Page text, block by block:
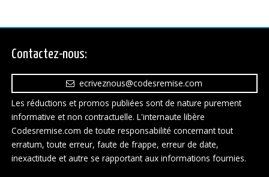
Contactez-nous:
ecriveznous@codesremise.com
Les réductions et promos publiées sont de nature purement
informative et non contractuelle. L'internaute libère
Codesremise.com de toute responsabilité concernant tout
erratum, toute erreur, faute de frappe, erreur de date,
inexactitude et autre se rapportant aux informations fournies.